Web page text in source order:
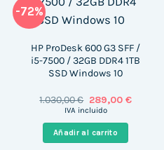
-72%
HP ProDesk 600 G3 SFF /
i5-7500 / 32GB DDR4 1TB
SSD Windows 10
1.030,00€ El
precio
era:
1.030,00 €.
289,00 €El
IVA incluido
Añadir al carrito